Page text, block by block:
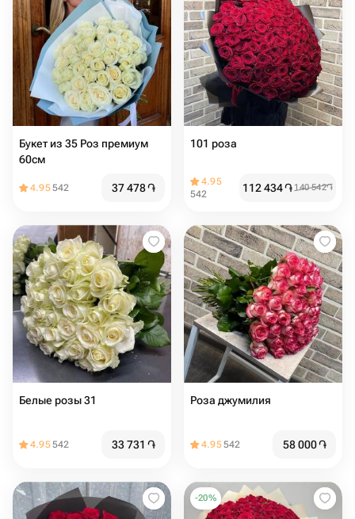
Букет из 35 Роз премиум
60см
4.95542 37 478֏
101 роза
4.95
542
112 434֏ 140 542֏
Белые розы 31
4.95542 33 731 ֏
Роза джумилия
4.95542 58 000֏
-20%